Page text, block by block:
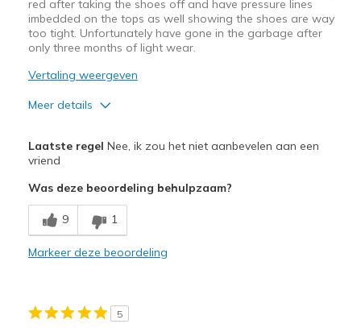
red after taking the shoes off and have pressure lines
imbedded on the tops as well showing the shoes are way
too tight. Unfortunately have gone in the garbage after
only three months of light wear.
Vertaling weergeven
Meer details
Attractive Design
Durable
Minpunten
Too tight
Casual Wear
Laatste regel Nee, ik zou het niet aanbevelen aan een
vriend
Was deze beoordeling behulpzaam?
9 1
Markeer deze beoordeling
5